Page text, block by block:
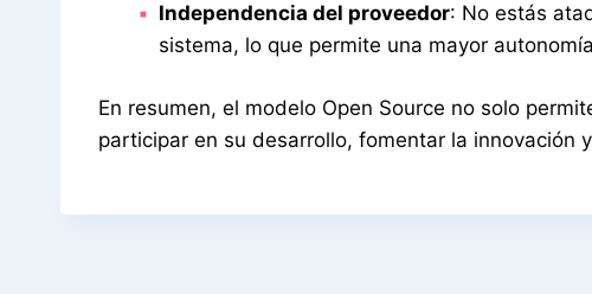
Independencia del proveedor: No estás
sistema, lo que permite una mayor
En resumen, el modelo Open Source no solo
participar en su desarrollo, fomentar la innovación